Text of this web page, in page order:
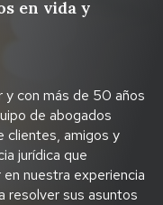
en vida y
y con más de 50 años
de abogados
clientes, amigos y
jurídica que
nuestra experiencia
resolver sus asuntos